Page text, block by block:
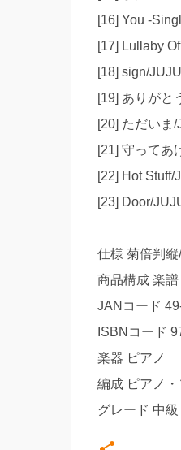
[16] You -
[17] Lullaby
[18] sign/JUJU
[19] ありがと
[20] ただいま/
[21] 守ってあ
[22] Hot Stuff/
[23] Door/
仕様 菊倍判
商品構成 楽譜
JANコード
ISBNコード
楽器 ピアノ
編成 ピアノ・
グレード 中級